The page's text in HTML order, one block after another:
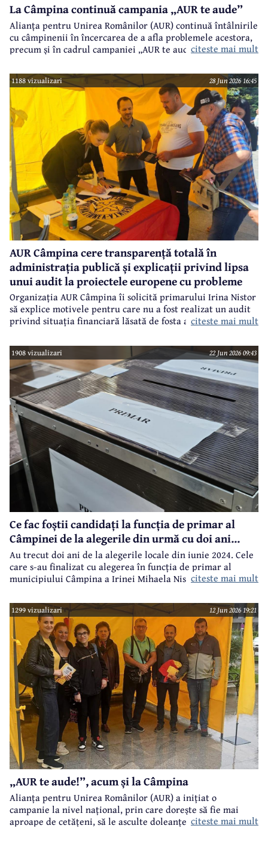
La Câmpina continuă campania „AUR te aude”
Alianța pentru Unirea Românilor (AUR) continuă întâlnirile
cu câmpinenii în încercarea de a afla problemele acestora,
precum și în cadrul campaniei „AUR te aude”.citeste mai mult
1188 vizualizari 28 Jun 2026 16:45
AUR Câmpina cere transparență totală în
administrația publică și explicații privind lipsa
unui audit la proiectele europene cu probleme
Organizația AUR Câmpina îi solicită primarului Irina Nistor
să explice motivele pentru care nu a fost realizat un audit
privind situația financiară lăsată de fosta administrație.
citeste mai mult
1908 vizualizari 22 Jun 2026 09:43
Ce fac foștii candidați la funcția de primar al
Câmpinei de la alegerile din urmă cu doi ani...
Au trecut doi ani de la alegerile locale din iunie 2024. Cele
care s-au finalizat cu alegerea în funcția de primar al
municipiului Câmpina a Irinei Mihaela Nistor, care l-a
Moldoveanu.
citeste mai mult
1299 vizualizari 12 Jun 2026 19:21
„AUR te aude!”, acum și la Câmpina
Alianța pentru Unirea Românilor (AUR) a inițiat o
campanie la nivel național, prin care dorește să fie mai
aproape de cetățeni, să le asculte doleanțele și problemele.
citeste mai mult